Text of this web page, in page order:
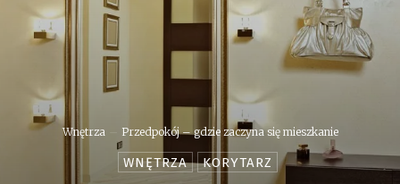
Wnętrza Przedpokój – gdzie zaczyna się mieszkanie
WNĘTRZA KORYTARZ